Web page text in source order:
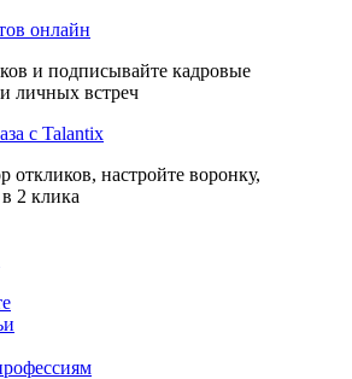
онлайн
и подписывайте кадровые
личных встреч
с Talantix
откликов, настройте воронку,
2 клика